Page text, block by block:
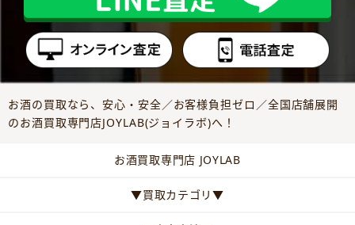
お酒の買取なら、安心・安全／お客様負担ゼロ／全国店舗展開
のお酒買取専門店JOYLAB(ジョイラボ)へ！
お酒買取専門店 JOYLAB
▼買取カテゴリ▼